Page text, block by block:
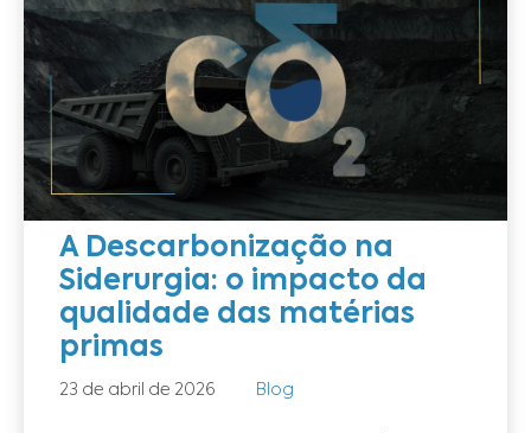
A Descarbonização na
Siderurgia: o impacto da
qualidade das matérias
primas
23 de abril de 2026 Blog